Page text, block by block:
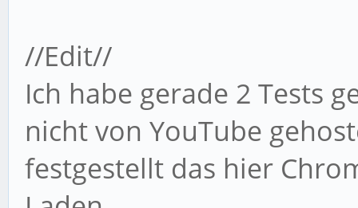
//Edit//
Ich habe gerade 2 Tests
nicht von YouTube
festgestellt das hier